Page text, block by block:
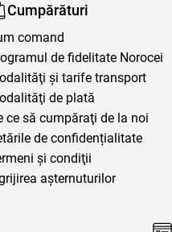
Cumpărături
comand
de fidelitate Norocei
şi tarife transport
de plată
ce să cumpăraţi de la noi
de confidențialitate
şi condiţii
așternuturilor